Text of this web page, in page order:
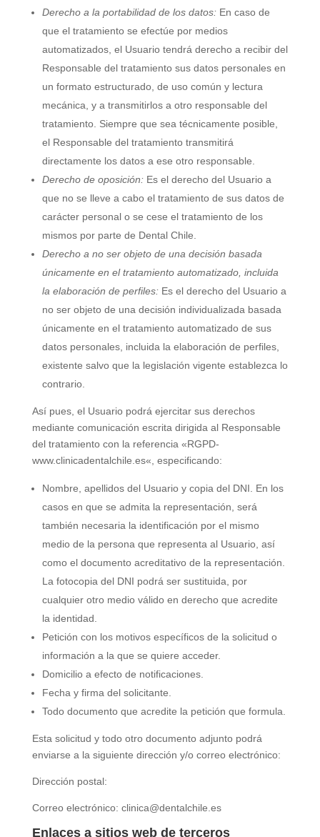
Derecho a la portabilidad de los datos:En caso de
que el tratamiento se efectúe por medios
automatizados, el Usuario tendrá derecho a recibir del
Responsable del tratamiento sus datos personales en
un formato estructurado, de uso común y lectura
mecánica, y a transmitirlos a otro responsable del
tratamiento. Siempre que sea técnicamente posible,
el Responsable del tratamiento transmitirá
directamente los datos a ese otro responsable.
Derecho de oposición:Es el derecho del Usuario a
que no se lleve a cabo el tratamiento de sus datos de
carácter personal o se cese el tratamiento de los
mismos por parte de Dental Chile
Derecho a no ser objeto de una decisión basada
únicamente en el tratamiento automatizado, incluida
la elaboración de perfiles:Es el derecho del Usuario a
no ser objeto de una decisión individualizada basada
únicamente en el tratamiento automatizado de sus
datos personales, incluida la elaboración de perfiles,
existente salvo que la legislación vigente establezca lo
contrario.
Así pues, el Usuario podrá ejercitar sus derechos
mediante comunicación escrita dirigida al Responsable
del tratamiento con la referencia «RGPD-
www.clinicadentalchile.es«, especificando:
Nombre, apellidos del Usuario y copia del DNI. En los
casos en que se admita la representación, será
también necesaria la identificación por el mismo
medio de la persona que representa al Usuario, así
como el documento acreditativo de la representación.
La fotocopia del DNI podrá ser sustituida, por
cualquier otro medio válido en derecho que acredite
la identidad.
Petición con los motivos específicos de la solicitud o
información a la que se quiere acceder.
Domicilio a efecto de notificaciones.
Fecha y firma del solicitante.
Todo documento que acredite la petición que formula.
Esta solicitud y todo otro documento adjunto podrá
enviarse a la siguiente dirección y/o correo electrónico:
Dirección postal:
Correo electrónico: clinica@dentalchile.es
Enlaces a sitios web de terceros